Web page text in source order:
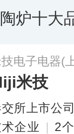
炉十大
电子电器(
米技
所上市公
企业 | 2